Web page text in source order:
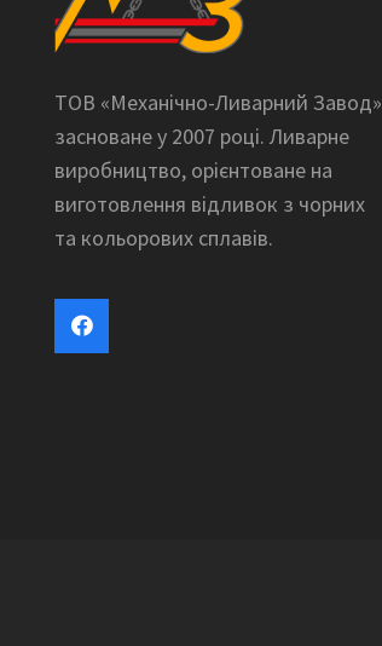
ТОВ «Механічно-Ливарний Завод»
засноване у 2007 році. Ливарне
виробництво, орієнтоване на
виготовлення відливок з чорних
та кольорових сплавів.